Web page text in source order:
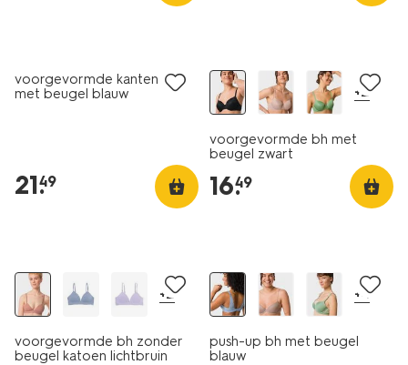
voorgevormde kanten bh
met beugel blauw
21.
49
+2
voorgevormde bh met
beugel zwart
16.
49
+2
voorgevormde bh zonder
beugel katoen lichtbruin
+4
push-up bh met beugel
blauw